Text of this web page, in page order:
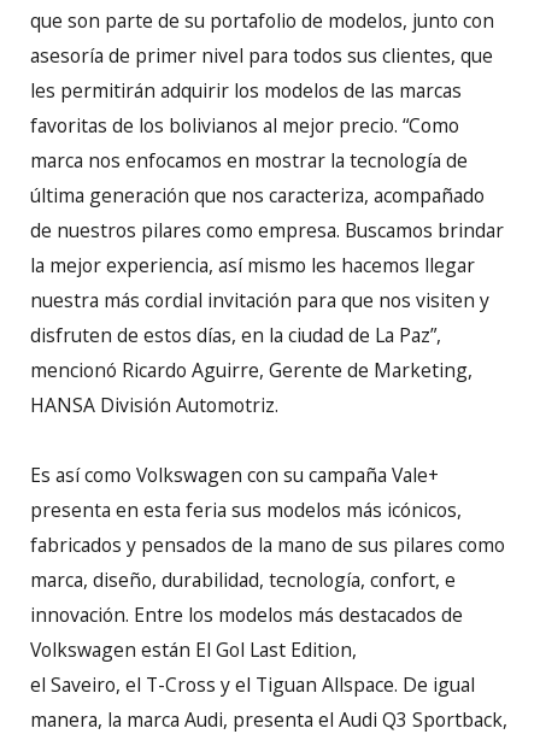
que son parte de su portafolio de modelos, junto con
asesoría de primer nivel para todos sus clientes, que
les permitirán adquirir los modelos de las marcas
favoritas de los bolivianos al mejor precio. “Como
marca nos enfocamos en mostrar la tecnología de
última generación que nos caracteriza, acompañado
de nuestros pilares como empresa. Buscamos brindar
la mejor experiencia, así mismo les hacemos llegar
nuestra más cordial invitación para que nos visiten y
disfruten de estos días, en la ciudad de La Paz”,
mencionó Ricardo Aguirre, Gerente de Marketing,
HANSA División Automotriz.
Es así como Volkswagen con su campaña Vale+
presenta en esta feria sus modelos más icónicos,
fabricados y pensados de la mano de sus pilares como
marca, diseño, durabilidad, tecnología, confort, e
innovación. Entre los modelos más destacados de
Volkswagen están El Gol Last Edition,
el Saveiro, el T-Cross y el Tiguan Allspace. De igual
manera, la marca Audi, presenta el Audi Q3 Sportback,